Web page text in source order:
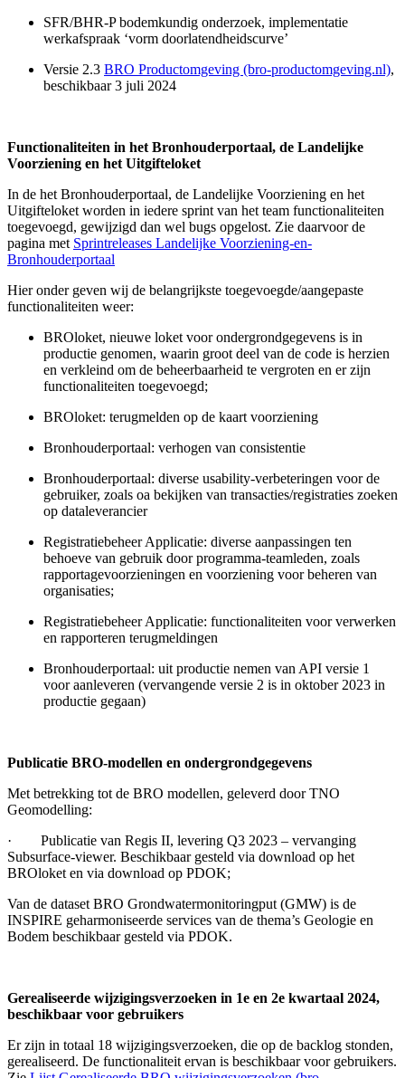
SFR/BHR-P bodemkundig onderzoek, implementatie
werkafspraak ‘vorm doorlatendheidscurve’
Versie 2.3 BRO Productomgeving (bro-productomgeving.nl),
beschikbaar 3 juli 2024
Functionaliteiten in het Bronhouderportaal, de Landelijke
Voorziening en het Uitgifteloket
In de het Bronhouderportaal, de Landelijke Voorziening en het
Uitgifteloket worden in iedere sprint van het team functionaliteiten
toegevoegd, gewijzigd dan wel bugs opgelost. Zie daarvoor de
pagina met Sprintreleases Landelijke Voorziening-en-
Bronhouderportaal
Hier onder geven wij de belangrijkste toegevoegde/aangepaste
functionaliteiten weer:
BROloket, nieuwe loket voor ondergrondgegevens is in
productie genomen, waarin groot deel van de code is herzien
en verkleind om de beheerbaarheid te vergroten en er zijn
functionaliteiten toegevoegd;
BROloket: terugmelden op de kaart voorziening
Bronhouderportaal: verhogen van consistentie
Bronhouderportaal: diverse usability-verbeteringen voor de
gebruiker, zoals oa bekijken van transacties/registraties zoeken
op dataleverancier
Registratiebeheer Applicatie: diverse aanpassingen ten
behoeve van gebruik door programma-teamleden, zoals
rapportagevoorzieningen en voorziening voor beheren van
organisaties;
Registratiebeheer Applicatie: functionaliteiten voor verwerken
en rapporteren terugmeldingen
Bronhouderportaal: uit productie nemen van API versie 1
voor aanleveren (vervangende versie 2 is in oktober 2023 in
productie gegaan)
Publicatie BRO-modellen en ondergrondgegevens
Met betrekking tot de BRO modellen, geleverd door TNO
Geomodelling:
· Publicatie van Regis II, levering Q3 2023 – vervanging
Subsurface-viewer. Beschikbaar gesteld via download op het
BROloket en via download op PDOK;
Van de dataset BRO Grondwatermonitoringput (GMW) is de
INSPIRE geharmoniseerde services van de thema’s Geologie en
Bodem beschikbaar gesteld via PDOK.
Gerealiseerde wijzigingsverzoeken in 1e en 2e kwartaal 2024,
beschikbaar voor gebruikers
Er zijn in totaal 18 wijzigingsverzoeken, die op de backlog stonden,
gerealiseerd. De functionaliteit ervan is beschikbaar voor gebruikers.